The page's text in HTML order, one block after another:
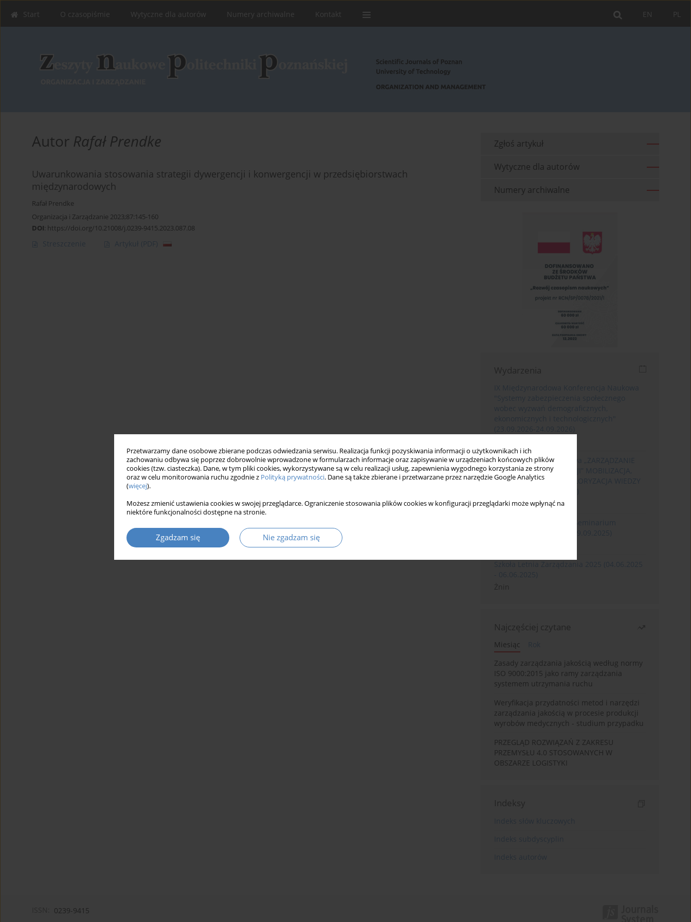
Przetwarzamy dane osobowe zbierane podczas odwiedzania serwisu. Realizacja funkcji pozyskiwania informacji o użytkownikach i ich
zachowaniu odbywa się poprzez dobrowolnie wprowadzone w formularzach informacje oraz zapisywanie w urządzeniach końcowych plików
cookies (tzw. ciasteczka). Dane, w tym pliki cookies, wykorzystywane są w celu realizacji usług, zapewnienia wygodnego korzystania ze strony
oraz w celu monitorowania ruchu zgodnie z Polityką prywatności. Dane są także zbierane i przetwarzane przez narzędzie Google Analytics
(więcej).
Możesz zmienić ustawienia cookies w swojej przeglądarce. Ograniczenie stosowania plików cookies w konfiguracji przeglądarki może wpłynąć na
niektóre funkcjonalności dostępne na stronie.
Zgadzam się Nie zgadzam się
PL
EN
Start O czasopiśmie Wytyczne dla autorów Numery archiwalne Kontakt
Autor Rafał Prendke
Uwarunkowania stosowania strategii dywergencji i konwergencji w przedsiębiorstwach
międzynarodowych
Rafał Prendke
Organizacja i Zarządzanie 2023;87:145-160
DOI: https://doi.org/10.21008/j.0239-9415.2023.087.08
Streszczenie Artykuł (PDF)
Zgłoś artykuł
Wytyczne dla autorów
Numery archiwalne
Wydarzenia
XIII Konferencja Naukowa „ZARZĄDZANIE
ROZWOJEM ORGANIZACJI” MOBILIZACJA,
KOMERCJALIZACJA I WALORYZACJA WIEDZY
Szklarska Poręba
Żnin
Najczęściej czytane
Miesiąc
Zasady zarządzania jakością według normy
ISO 9000:2015 jako ramy zarządzania
systemem utrzymania ruchu
Weryfikacja przydatności metod i narzędzi
zarządzania jakością w procesie produkcji
wyrobów medycznych - studium przypadku
PRZEGLĄD ROZWIĄZAŃ Z ZAKRESU
PRZEMYSŁU 4.0 STOSOWANYCH W
OBSZARZE LOGISTYKI
Indeksy
0239-9415